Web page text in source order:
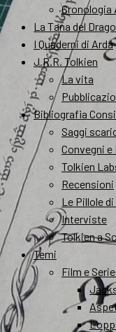
La Tana del Drago
I Quaderni di Arda
J.R.R. Tolkien
La vita
Bibliografia
Saggi
Convegni
Tolkien
Recensioni
Le Pillole
Interviste
Tolkien a
Temi
Film e